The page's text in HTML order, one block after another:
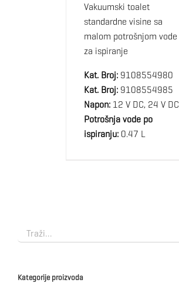
Vakuumski toalet
standardne visine sa
malom potrošnjom vode
za ispiranje
Kat. Broj:9108554980
Kat. Broj:9108554985
Napon:12 V DC, 24 V DC
Potrošnja vode po
ispiranju:0.47 L
Kategorije proizvoda